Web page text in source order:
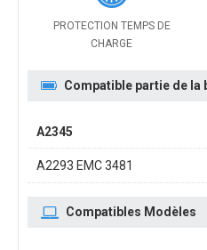
PROTECTION TEMPS DE
CHARGE
Compatible partie de la
A2345
A2293 EMC 3481
Compatibles Modèles